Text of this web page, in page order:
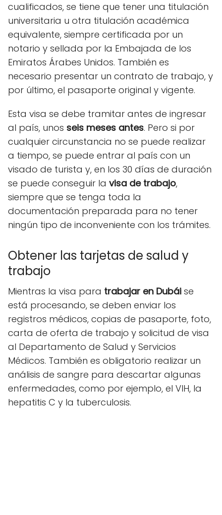
cualificados, se tiene que tener una titulación
universitaria u otra titulación académica
equivalente, siempre certificada por un
notario y sellada por la Embajada de los
Emiratos Árabes Unidos. También es
necesario presentar un contrato de trabajo, y
por último, el pasaporte original y vigente.
Esta visa se debe tramitar antes de ingresar
al país, unos seis meses antes. Pero si por
cualquier circunstancia no se puede realizar
a tiempo, se puede entrar al país con un
visado de turista y, en los 30 días de duración
se puede conseguir la visa de trabajo,
siempre que se tenga toda la
documentación preparada para no tener
ningún tipo de inconveniente con los trámites.
Obtener las tarjetas de salud y
trabajo
Mientras la visa para trabajar en Dubái se
está procesando, se deben enviar los
registros médicos, copias de pasaporte, foto,
carta de oferta de trabajo y solicitud de visa
al Departamento de Salud y Servicios
Médicos. También es obligatorio realizar un
análisis de sangre para descartar algunas
enfermedades, como por ejemplo, el VIH, la
hepatitis C y la tuberculosis.